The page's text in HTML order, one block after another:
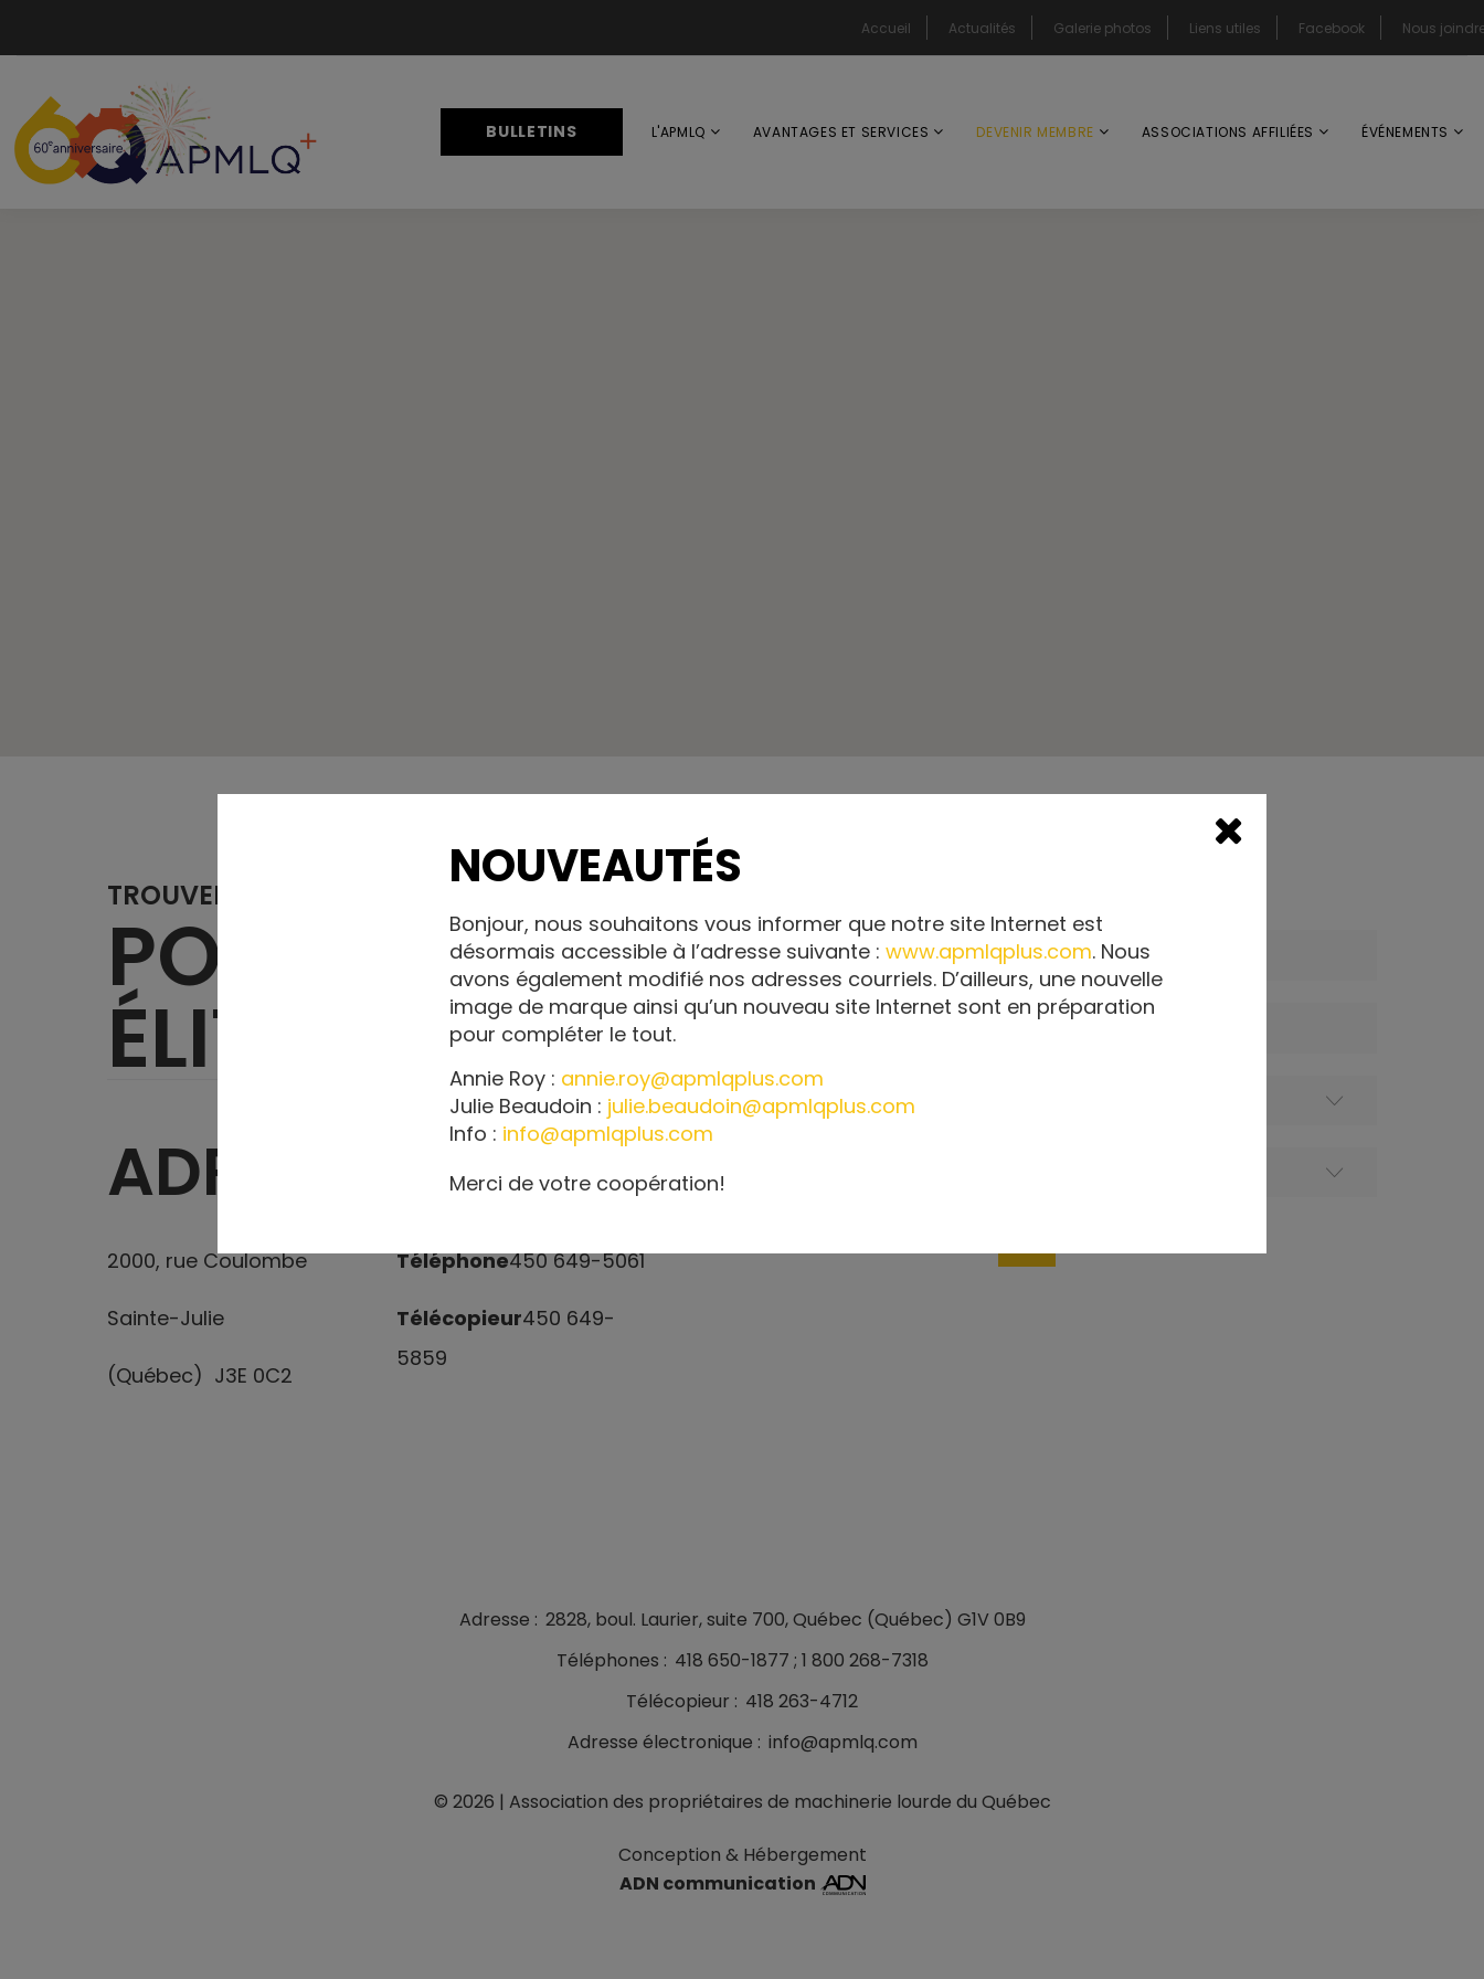
NOUVEAUTÉS
Bonjour, nous souhaitons vous informer que notre site Internet est
désormais accessible à l’adresse suivante : www.apmlqplus.com. Nous
avons également modifié nos adresses courriels. D’ailleurs, une nouvelle
image de marque ainsi qu’un nouveau site Internet sont en préparation
pour compléter le tout.
Annie Roy : annie.roy@apmlqplus.com
Julie Beaudoin : julie.beaudoin@apmlqplus.com
Info : info@apmlqplus.com
Merci de votre coopération!
Accueil Actualités Galerie photos Liens utiles Facebook Nous
BULLETINS L'APMLQ AVANTAGES ET SERVICES DEVENIR MEMBRE ASSOCIATIONS AFFILIÉES ÉVÉNEMENTS
TROUVER UN MEMBRE
Itinéraire
POMPAGE
ÉLITE INC.
ADRESSE
2000, rue Coulombe
Sainte-Julie
(Québec) J3E 0C2
INFORMATIONS
Téléphone450 649-5061
Télécopieur450 649-
5859
Code postal
Adresse
2828, boul. Laurier, suite 700, Québec (Québec) G1V 0B9
Téléphones
418 650-1877 1 800 268-7318
Télécopieur
418 263-4712
Adresse électronique
info@apmlq.com
© 2026 | Association des propriétaires de machinerie lourde du Québec
Conception & Hébergement
ADN communication